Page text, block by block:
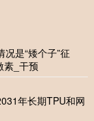
是“矮个子”征
素_干预
年长期TPU和网